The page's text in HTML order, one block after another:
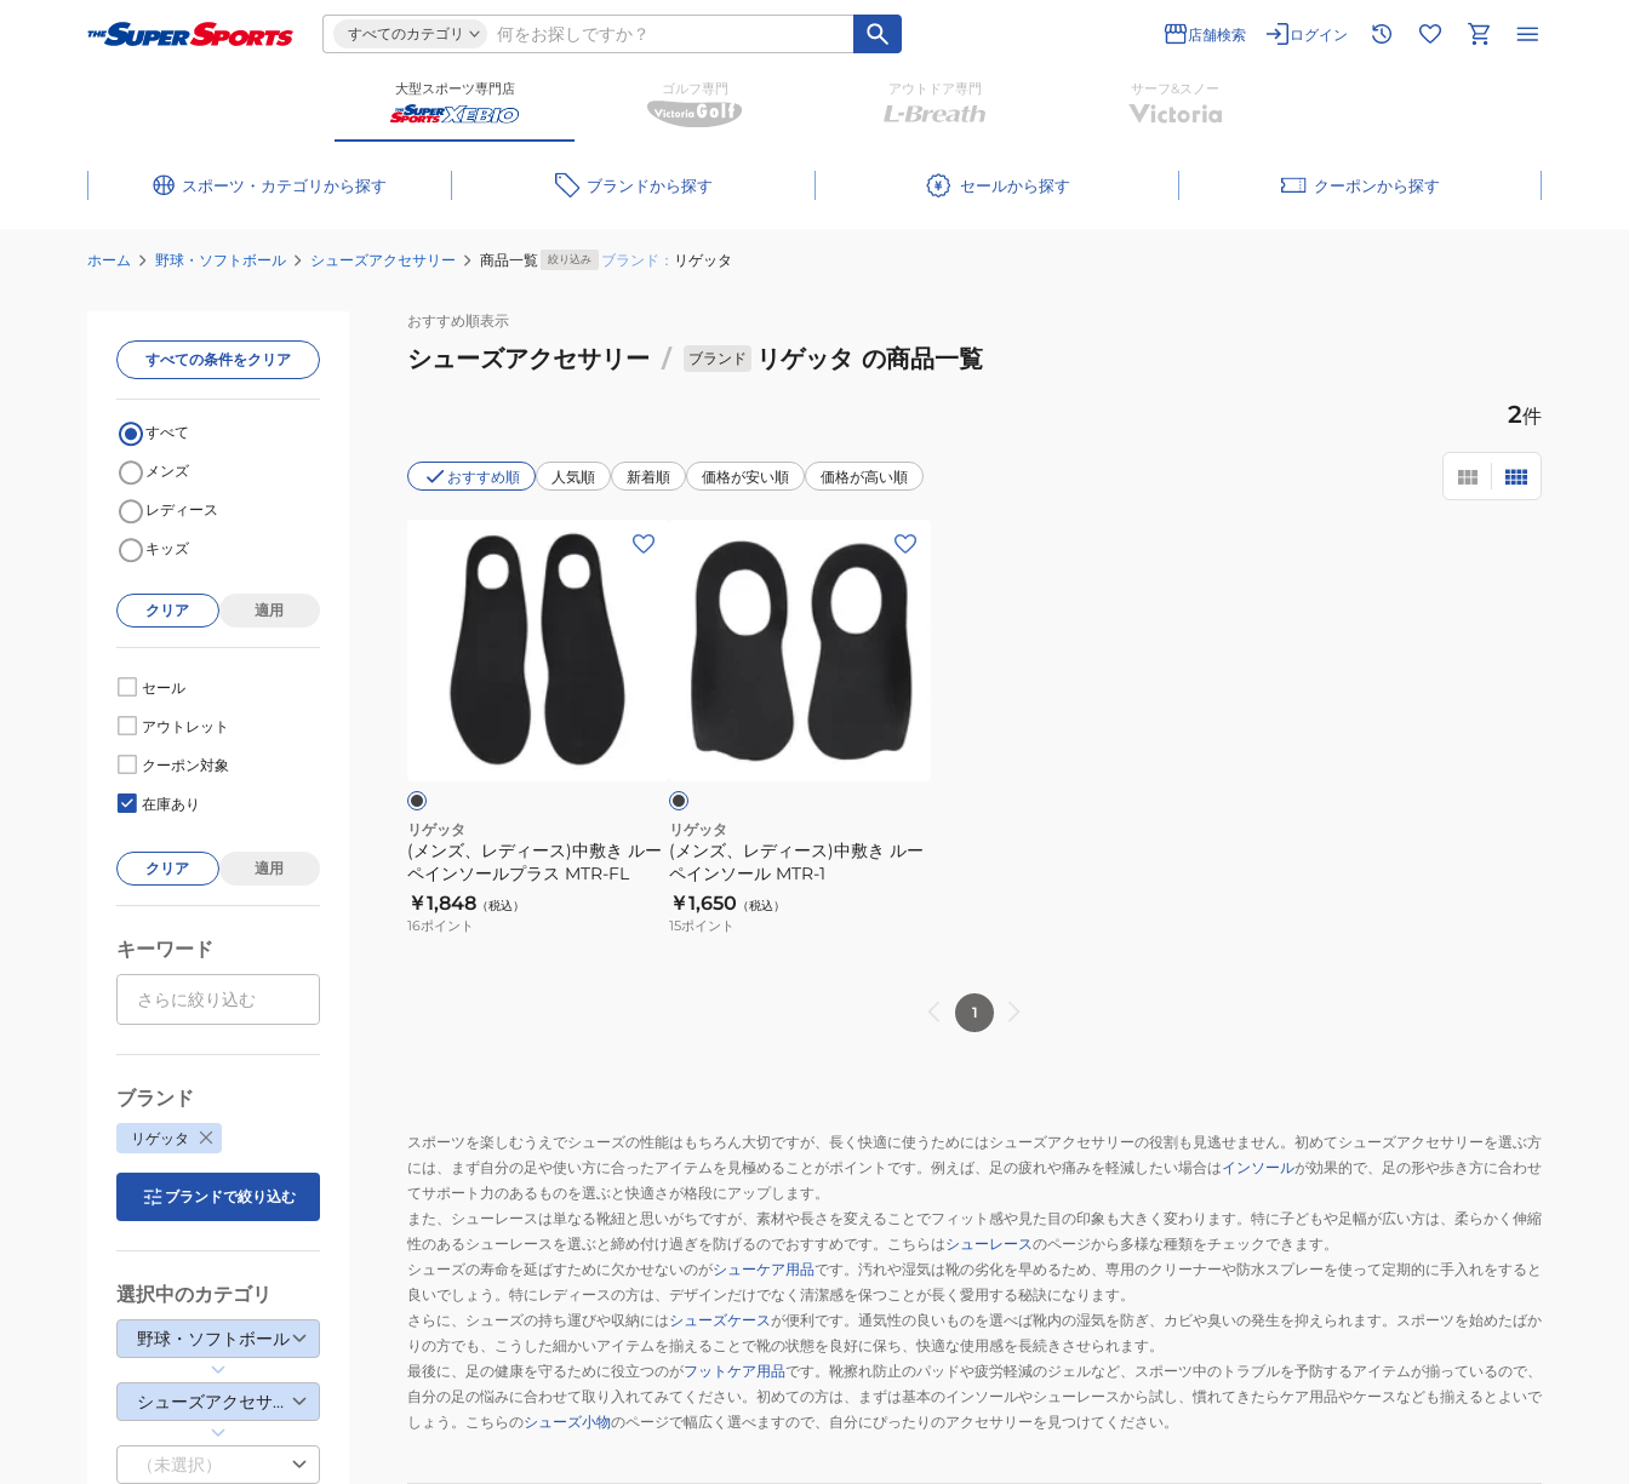
すべてのカテゴリ 店舗検索 ログイン
大型スポーツ専門店 ゴルフ専門 アウトドア専門 サーフ&スノー
スポーツ・カテゴリ ブランド セール クーポン
ホーム 野球・ソフトボール シューズアクセサリー 商品一覧 絞り込み ブランド： リゲッタ
おすすめ順表示
シューズアクセサリー / ブランド リゲッタ の商品一覧
2件
おすすめ順 人気順 新着順 価格が安い順 価格が高い順
敷
き
ル
ー
ペ
ス
MTR-
FL
リゲッタ
(メンズ、レディース)中敷き ルー
ペインソールプラス MTR-FL
￥1,848 （税込）
16ポイント
ズ、
敷
き
ル
ー
ペ
ラ
ッ
リゲッタ
(メンズ、レディース)中敷き ルー
ペインソール MTR-1
￥1,650 （税込）
15ポイント
1
スポーツを楽しむうえでシューズの性能はもちろん大切ですが、長く快適に使うためにはシューズアクセサリーの役割も見逃せません。初めてシューズアクセサリーを選ぶ方
には、まず自分の足や使い方に合ったアイテムを見極めることがポイントです。例えば、足の疲れや痛みを軽減したい場合はインソールが効果的で、足の形や歩き方に合わせ
てサポート力のあるものを選ぶと快適さが格段にアップします。
また、シューレースは単なる靴紐と思いがちですが、素材や長さを変えることでフィット感や見た目の印象も大きく変わります。特に子どもや足幅が広い方は、柔らかく伸縮
性のあるシューレースを選ぶと締め付け過ぎを防げるのでおすすめです。こちらはシューレースのページから多様な種類をチェックできます。
シューズの寿命を延ばすために欠かせないのがシューケア用品です。汚れや湿気は靴の劣化を早めるため、専用のクリーナーや防水スプレーを使って定期的に手入れをすると
良いでしょう。特にレディースの方は、デザインだけでなく清潔感を保つことが長く愛用する秘訣になります。
さらに、シューズの持ち運びや収納にはシューズケースが便利です。通気性の良いものを選べば靴内の湿気を防ぎ、カビや臭いの発生を抑えられます。スポーツを始めたばか
りの方でも、こうした細かいアイテムを揃えることで靴の状態を良好に保ち、快適な使用感を長続きさせられます。
最後に、足の健康を守るために役立つのがフットケア用品です。靴擦れ防止のパッドや疲労軽減のジェルなど、スポーツ中のトラブルを予防するアイテムが揃っているので、
自分の足の悩みに合わせて取り入れてみてください。初めての方は、まずは基本のインソールやシューレースから試し、慣れてきたらケア用品やケースなども揃えるとよいで
しょう。こちらのシューズ小物のページで幅広く選べますので、自分にぴったりのアクセサリーを見つけてください。
すべての条件をクリア
すべて
メンズ
レディース
キッズ
クリア 適用
セール
アウトレット
クーポン対象
在庫あり
クリア 適用
キーワード
ブランド
リゲッタ
ブランドで絞り込む
選択中のカテゴリ
野球・ソフトボール
シューズアクセサリー
（未選択）